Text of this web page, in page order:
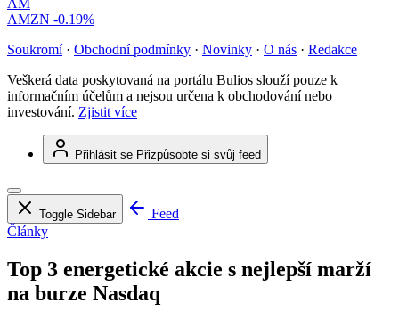
AM
AMZN -0.19%
Soukromí · Obchodní podmínky · Novinky · O nás · Redakce
Veškerá data poskytovaná na portálu Bulios slouží pouze k
informačním účelům a nejsou určena k obchodování nebo
investování. Zjistit více
Přihlásit se Přizpůsobte si svůj feed
Toggle Sidebar
Feed
Články
Top 3 energetické akcie s nejlepší marží
na burze Nasdaq